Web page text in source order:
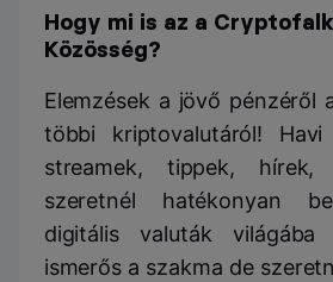
Hogy mi is az a
Közösség?
Elemzések a jövő pénzéről
többi kriptovalutáról!
streamek, tippek, hírek,
szeretnél hatékonyan
digitális valuták
ismerős a szakma de